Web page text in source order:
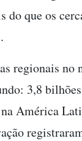
que os
regionais no
3,8
América